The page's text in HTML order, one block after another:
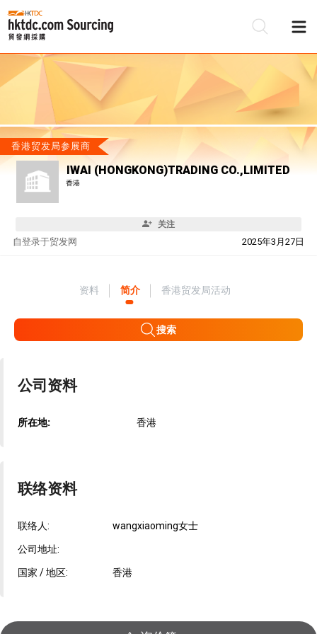
香港贸发局参展商
IWAI (HONGKONG)TRADING CO.,LIMITED
香港
关注
自 2025年3月27日
登录于贸发网
资料 简介 香港贸发局活动
搜索
公司资料
所在地: 香港
联络资料
联络人: wangxiaoming女士
公司地址:
国家 / 地区: 香港